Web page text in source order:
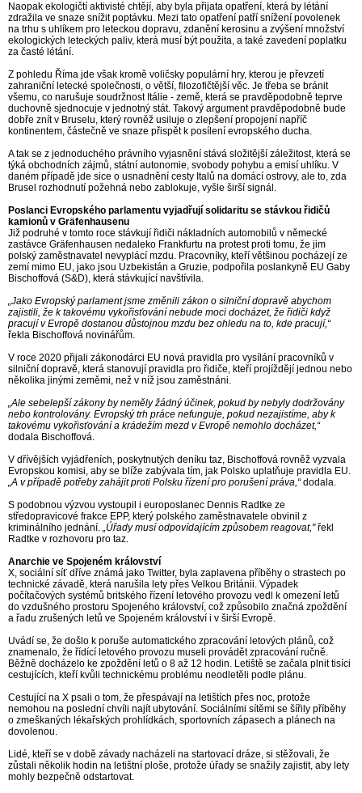
Naopak ekologičtí aktivisté chtějí, aby byla přijata opatření, která by létání
zdražila ve snaze snížit poptávku. Mezi tato opatření patří snížení povolenek
na trhu s uhlíkem pro leteckou dopravu, zdanění kerosinu a zvýšení množství
ekologických leteckých paliv, která musí být použita, a také zavedení poplatku
za časté létání.
Z pohledu Říma jde však kromě voličsky populární hry, kterou je převzetí
zahraniční letecké společnosti, o větší, filozofičtější věc. Je třeba se bránit
všemu, co narušuje soudržnost Itálie - země, která se pravděpodobně teprve
duchovně sjednocuje v jednotný stát. Takový argument pravděpodobně bude
dobře znít v Bruselu, který rovněž usiluje o zlepšení propojení napříč
kontinentem, částečně ve snaze přispět k posílení evropského ducha.
A tak se z jednoduchého právního vyjasnění stává složitější záležitost, která se
týká obchodních zájmů, státní autonomie, svobody pohybu a emisí uhlíku. V
daném případě jde sice o usnadnění cesty Italů na domácí ostrovy, ale to, zda
Brusel rozhodnutí požehná nebo zablokuje, vyšle širší signál.
Poslanci Evropského parlamentu vyjadřují solidaritu se stávkou řidičů
kamionů v Gräfenhausenu
Již podruhé v tomto roce stávkují řidiči nákladních automobilů v německé
zastávce Gräfenhausen nedaleko Frankfurtu na protest proti tomu, že jim
polský zaměstnavatel nevyplácí mzdu. Pracovníky, kteří většinou pocházejí ze
zemí mimo EU, jako jsou Uzbekistán a Gruzie, podpořila poslankyně EU Gaby
Bischoffová (S&D), která stávkující navštívila.
„Jako Evropský parlament jsme změnili zákon o silniční dopravě abychom
zajistili, že k takovému vykořisťování nebude moci docházet, že řidiči když
pracují v Evropě dostanou důstojnou mzdu bez ohledu na to, kde pracují,“
řekla Bischoffová novinářům.
V roce 2020 přijali zákonodárci EU nová pravidla pro vysílání pracovníků v
silniční dopravě, která stanovují pravidla pro řidiče, kteří projíždějí jednou nebo
několika jinými zeměmi, než v níž jsou zaměstnáni.
„Ale sebelepší zákony by neměly žádný účinek, pokud by nebyly dodržovány
nebo kontrolovány. Evropský trh práce nefunguje, pokud nezajistíme, aby k
takovému vykořisťování a krádežím mezd v Evropě nemohlo docházet,“
dodala Bischoffová.
V dřívějších vyjádřeních, poskytnutých deníku taz, Bischoffová rovněž vyzvala
Evropskou komisi, aby se blíže zabývala tím, jak Polsko uplatňuje pravidla EU.
„A v případě potřeby zahájit proti Polsku řízení pro porušení práva,“dodala.
S podobnou výzvou vystoupil i europoslanec Dennis Radtke ze
středopravicové frakce EPP, který polského zaměstnavatele obvinil z
kriminálního jednání. „Úřady musí odpovídajícím způsobem reagovat,"řekl
Radtke v rozhovoru pro taz.
Anarchie ve Spojeném království
X, sociální síť dříve známá jako Twitter, byla zaplavena příběhy o strastech po
technické závadě, která narušila lety přes Velkou Británii. Výpadek
počítačových systémů britského řízení letového provozu vedl k omezení letů
do vzdušného prostoru Spojeného království, což způsobilo značná zpoždění
a řadu zrušených letů ve Spojeném království i v širší Evropě.
Uvádí se, že došlo k poruše automatického zpracování letových plánů, což
znamenalo, že řídící letového provozu museli provádět zpracování ručně.
Běžně docházelo ke zpoždění letů o 8 až 12 hodin. Letiště se začala plnit tisíci
cestujících, kteří kvůli technickému problému neodletěli podle plánu.
Cestující na X psali o tom, že přespávají na letištích přes noc, protože
nemohou na poslední chvíli najít ubytování. Sociálními sítěmi se šířily příběhy
o zmeškaných lékařských prohlídkách, sportovních zápasech a plánech na
dovolenou.
Lidé, kteří se v době závady nacházeli na startovací dráze, si stěžovali, že
zůstali několik hodin na letištní ploše, protože úřady se snažily zajistit, aby lety
mohly bezpečně odstartovat.